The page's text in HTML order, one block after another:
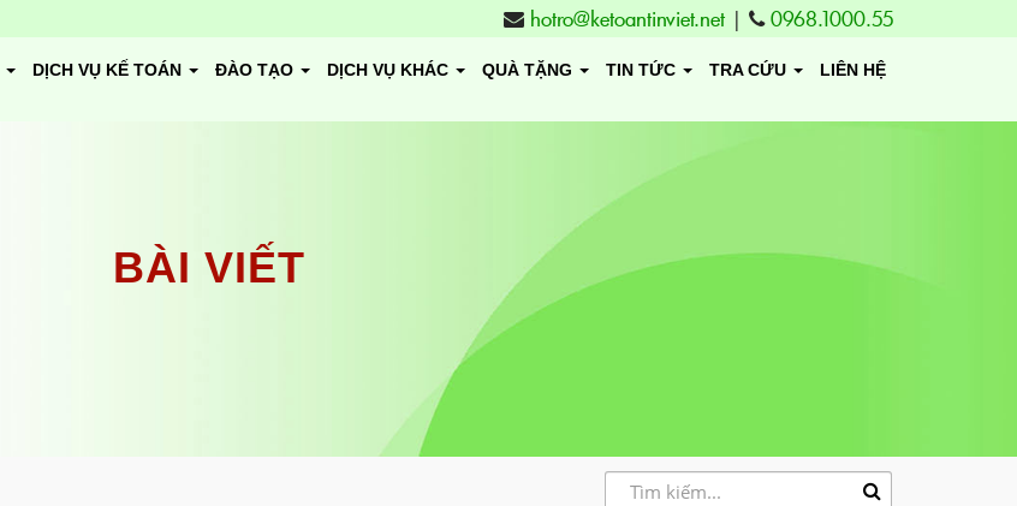
hotro@ketoantinviet.net | 0968.1000.55
DỊCH VỤ KẾ TOÁN ĐÀO TẠO DỊCH VỤ KHÁC QUÀ TẶNG TIN TỨC TRA CỨU LIÊN HỆ
BÀI VIẾT